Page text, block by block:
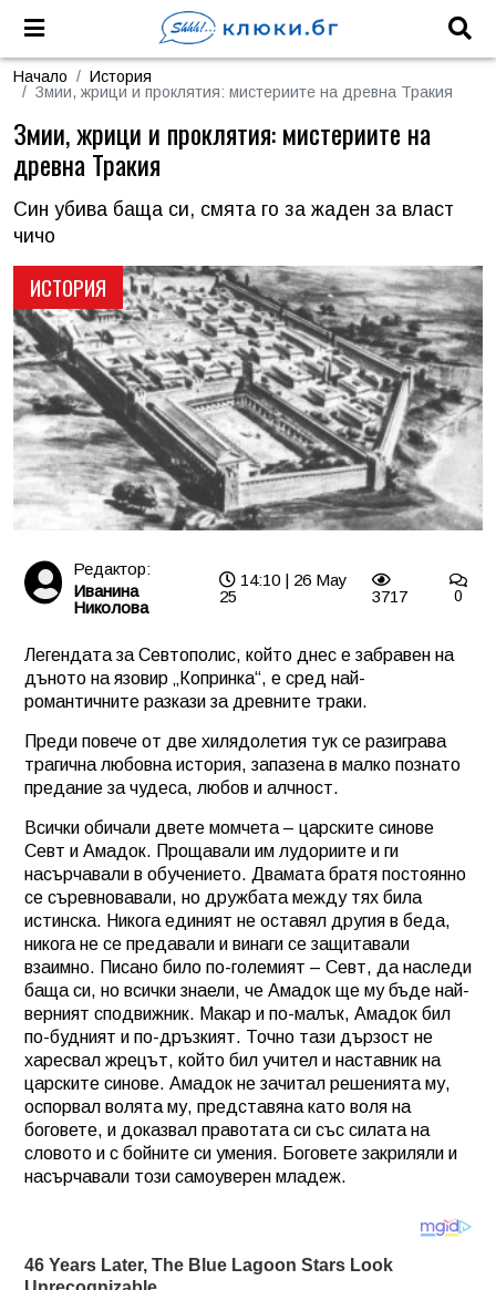
Начало
История
Змии, жрици и проклятия: мистериите на древна Тракия
ИСТОРИЯ
Змии, жрици и проклятия: мистериите на
древна Тракия
Син убива баща си, смята го за жаден за власт
чичо
Редактор:
Иванина
Николова
14:10 | 26 May
25
3717 0
Легендата за Севтополис, който днес е забравен на
дъното на язовир „Копринка“, е сред най-
романтичните разкази за древните траки.
Преди повече от две хилядолетия тук се разиграва
трагична любовна история, запазена в малко познато
предание за чудеса, любов и алчност.
Всички обичали двете момчета – царските синове
Севт и Амадок. Прощавали им лудориите и ги
насърчавали в обучението. Двамата братя постоянно
се съревновавали, но дружбата между тях била
истинска. Никога единият не оставял другия в беда,
никога не се предавали и винаги се защитавали
взаимно. Писано било по-големият – Севт, да наследи
баща си, но всички знаели, че Амадок ще му бъде най-
верният сподвижник. Макар и по-малък, Амадок бил
по-будният и по-дръзкият. Точно тази дързост не
харесвал жрецът, който бил учител и наставник на
царските синове. Амадок не зачитал решенията му,
оспорвал волята му, представяна като воля на
боговете, и доказвал правотата си със силата на
словото и с бойните си умения. Боговете закриляли и
насърчавали този самоуверен младеж.